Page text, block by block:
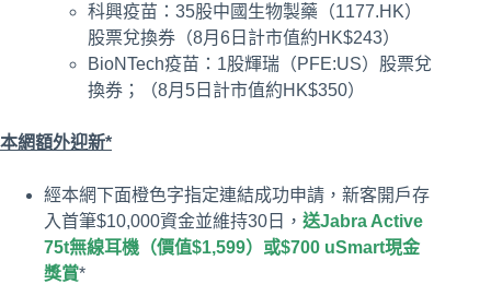
科興疫苗：35股中國生物製藥（1177.HK）
股票兌換券（8月6日計市值約HK$243）
BioNTech疫苗：1股輝瑞（PFE:US）股票兌
換券；（8月5日計市值約HK$350）
本網額外迎新*
經本網下面橙色字指定連結成功申請，新客開戶存
入首筆$10,000資金並維持30日， 送Jabra Active
75t無線耳機（價值$1,599）或$700 uSmart現金
獎賞*